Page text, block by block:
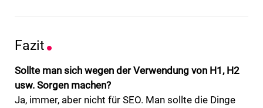
Fazit
Sollte man sich wegen der Verwendung von H1, H2
usw. Sorgen machen?
Ja, immer, aber nicht für SEO. Man sollte die Dinge